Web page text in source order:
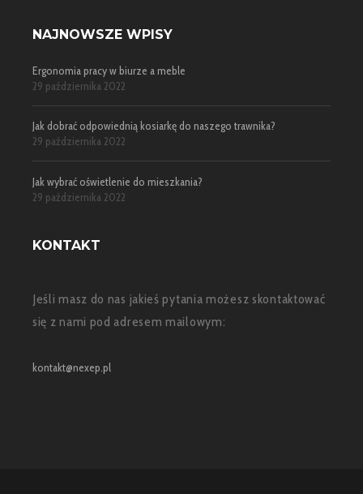
NAJNOWSZE WPISY
Ergonomia pracy w biurze a meble
29 października 2022
Jak dobrać odpowiednią kosiarkę do naszego trawnika?
29 października 2022
Jak wybrać oświetlenie do mieszkania?
29 października 2022
KONTAKT
Jeśli masz do nas jakieś pytania możesz skontaktować
się z nami pod adresem mailowym:
kontakt@nexep.pl